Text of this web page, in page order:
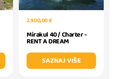
2.900,00 €
Mirakul 40 / Charter -
RENT A DREAM
SAZNAJ VIŠE